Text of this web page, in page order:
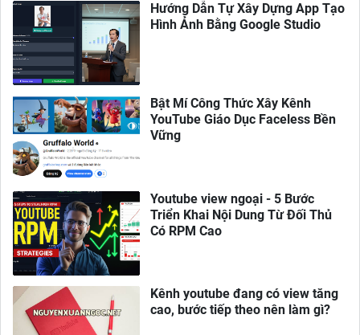
Hướng Dẫn Tự Xây Dựng App Tạo
Hình Ảnh Bằng Google Studio
Bật Mí Công Thức Xây Kênh
YouTube Giáo Dục Faceless Bền
Vững
Youtube view ngoại - 5 Bước
Triển Khai Nội Dung Từ Đối Thủ
Có RPM Cao
Kênh youtube đang có view tăng
cao, bước tiếp theo nên làm gì?